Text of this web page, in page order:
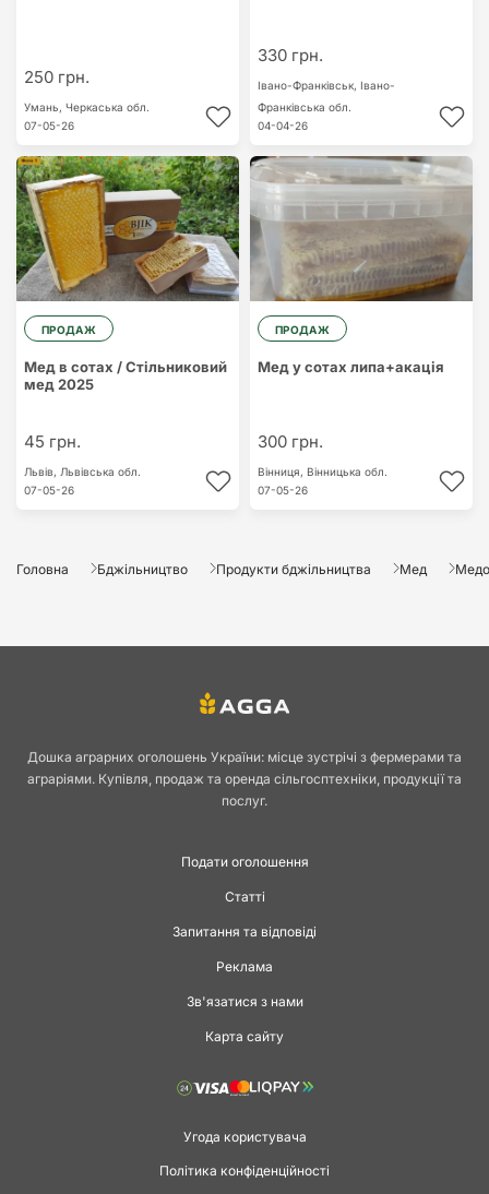
250 грн.
Умань, Черкаська обл.
07-05-26
330 грн.
Івано-Франківськ, Івано-
Франківська обл.
04-04-26
ПРОДАЖ
Мед в сотах / Стільниковий
мед 2025
45 грн.
Львів, Львівська обл.
07-05-26
ПРОДАЖ
Мед у сотах липа+акація
300 грн.
Вінниця, Вінницька обл.
07-05-26
Головна Бджільництво Продукти бджільництва Мед
Дошка аграрних оголошень України: місце зустрічі з фермерами та
аграріями. Купівля, продаж та оренда сільгосптехніки, продукції та
послуг.
Подати оголошення
Статті
Запитання та відповіді
Реклама
Зв'язатися з нами
Карта сайту
Угода користувача
Політика конфіденційності